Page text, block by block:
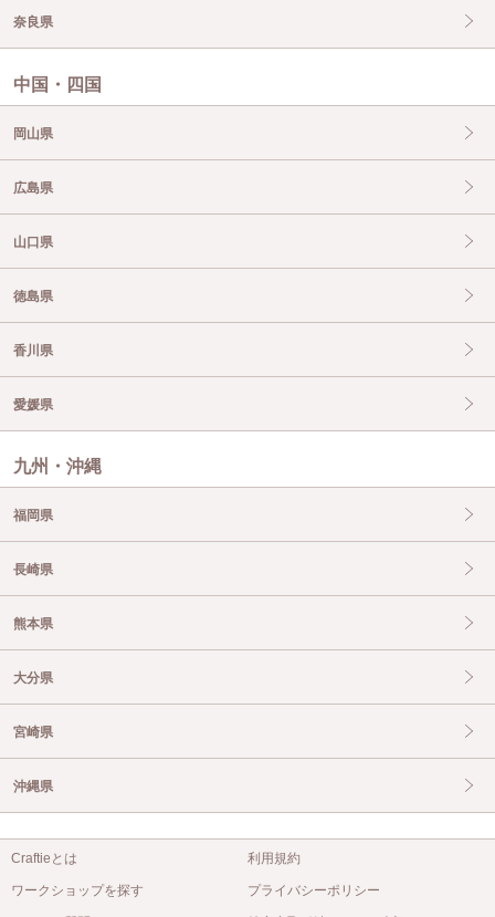
奈良県
中国・四国
岡山県
広島県
山口県
徳島県
香川県
愛媛県
九州・沖縄
福岡県
長崎県
熊本県
大分県
宮崎県
沖縄県
Craftieとは
ワークショップを探す
利用規約
プライバシーポリシー